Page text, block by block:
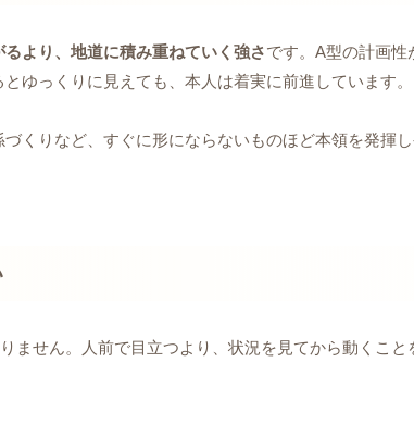
より、地道に積み重ねていく強さです。A型の計画性
ゆっくりに見えても、本人は着実に前進しています。
くりなど、すぐに形にならないものほど本領を発揮
ません。人前で目立つより、状況を見てから動くこ